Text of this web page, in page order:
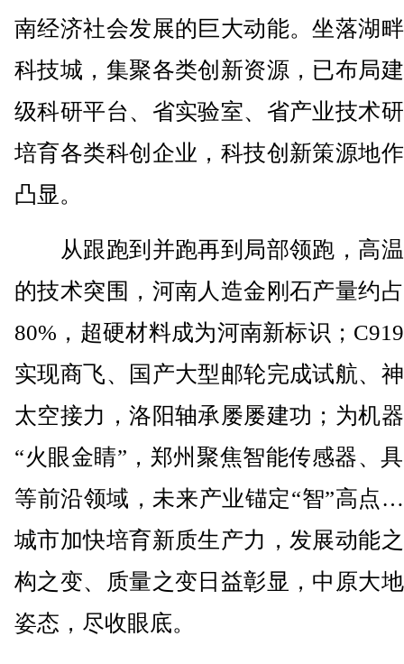
南经济社会发展的巨大动能。坐落湖
科技城，集聚各类创新资源，已布局
级科研平台、省实验室、省产业技术
培育各类科创企业，科技创新策源地
凸显。
从跟跑到并跑再到局部领跑，高
的技术突围，河南人造金刚石产量约
80%，超硬材料成为河南新标识；
实现商飞、国产大型邮轮完成试航、
太空接力，洛阳轴承屡屡建功；为机
“火眼金睛”，郑州聚焦智能传感器、
等前沿领域，未来产业锚定“智”高
城市加快培育新质生产力，发展动能
构之变、质量之变日益彰显，中原大
姿态，尽收眼底。